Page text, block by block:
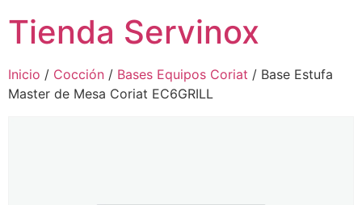
Tienda Servinox
Inicio / Cocción / Bases Equipos Coriat / Base Estufa
Master de Mesa Coriat EC6GRILL